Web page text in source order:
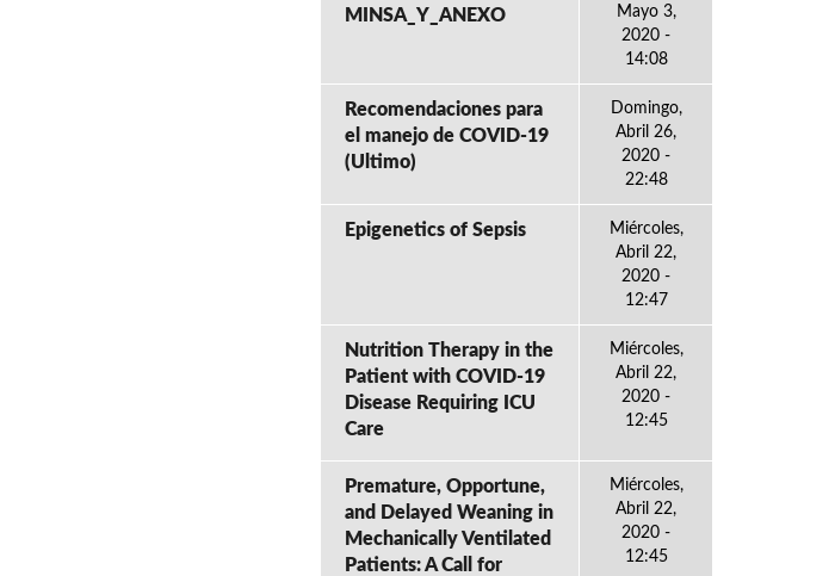
MINSA_Y_ANEXO
Mayo 3,
2020 -
14:08
Recomendaciones para
el manejo de COVID-19
(Ultimo)
Domingo,
Abril 26,
2020 -
22:48
Epigenetics of Sepsis
Miércoles,
Abril 22,
2020 -
12:47
Nutrition Therapy in the
Patient with COVID-19
Disease Requiring ICU
Care
Miércoles,
Abril 22,
2020 -
12:45
Premature, Opportune,
and Delayed Weaning in
Mechanically Ventilated
Patients: A Call for
Miércoles,
Abril 22,
2020 -
12:45